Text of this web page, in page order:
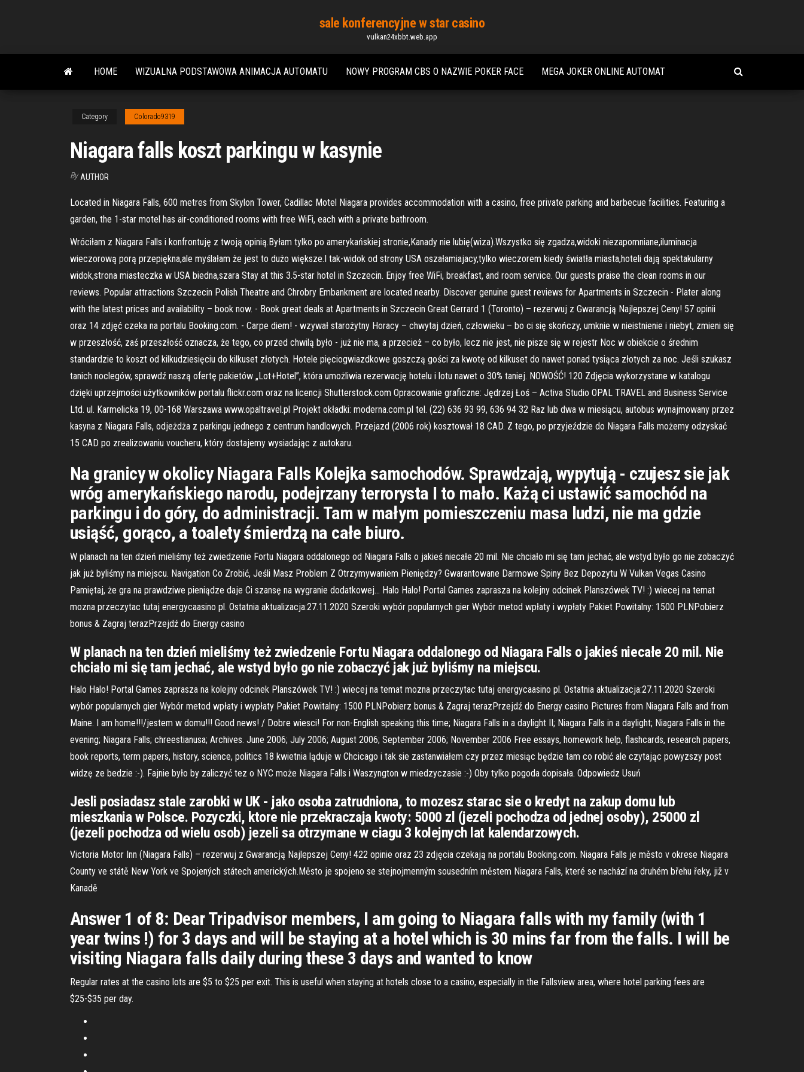
content
sale konferencyjne w star casino
vulkan24xbbt.web.app
HOME WIZUALNA PODSTAWOWA ANIMACJA AUTOMATU NOWY PROGRAM CBS O NAZWIE POKER FACE MEGA JOKER ONLINE AUTOMAT
Category Colorado9319
Niagara falls koszt parkingu w kasynie
By AUTHOR
Located in Niagara Falls, 600 metres from Skylon Tower, Cadillac Motel Niagara provides accommodation with a casino, free private parking and barbecue facilities. Featuring a
garden, the 1-star motel has air-conditioned rooms with free WiFi, each with a private bathroom.
Wróciłam z Niagara Falls i konfrontuję z twoją opinią.Byłam tylko po amerykańskiej stronie,Kanady nie lubię(wiza).Wszystko się zgadza,widoki niezapomniane,iluminacja
wieczorową porą przepiękna,ale myślałam że jest to dużo większe.I tak-widok od strony USA oszałamiajacy,tylko wieczorem kiedy światła miasta,hoteli dają spektakularny
widok,strona miasteczka w USA biedna,szara Stay at this 3.5-star hotel in Szczecin. Enjoy free WiFi, breakfast, and room service. Our guests praise the clean rooms in our
reviews. Popular attractions Szczecin Polish Theatre and Chrobry Embankment are located nearby. Discover genuine guest reviews for Apartments in Szczecin - Plater along
with the latest prices and availability – book now. - Book great deals at Apartments in Szczecin Great Gerrard 1 (Toronto) – rezerwuj z Gwarancją Najlepszej Ceny! 57 opinii
oraz 14 zdjęć czeka na portalu Booking.com. - Carpe diem! - wzywał starożytny Horacy – chwytaj dzień, człowieku – bo ci się skończy, umknie w nieistnienie i niebyt, zmieni się
w przeszłość, zaś przeszłość oznacza, że tego, co przed chwilą było - już nie ma, a przecież – co było, lecz nie jest, nie pisze się w rejestr Noc w obiekcie o średnim
standardzie to koszt od kilkudziesięciu do kilkuset złotych. Hotele pięciogwiazdkowe goszczą gości za kwotę od kilkuset do nawet ponad tysiąca złotych za noc. Jeśli szukasz
tanich noclegów, sprawdź naszą ofertę pakietów „Lot+Hotel”, która umożliwia rezerwację hotelu i lotu nawet o 30% taniej. NOWOŚĆ! 120 Zdjęcia wykorzystane w katalogu
dzięki uprzejmości użytkowników portalu flickr.com oraz na licencji Shutterstock.com Opracowanie graficzne: Jędrzej Łoś – Activa Studio OPAL TRAVEL and Business Service
Ltd. ul. Karmelicka 19, 00-168 Warszawa www.opaltravel.pl Projekt okładki: moderna.com.pl tel. (22) 636 93 99, 636 94 32 Raz lub dwa w miesiącu, autobus wynajmowany przez
kasyna z Niagara Falls, odjeżdża z parkingu jednego z centrum handlowych. Przejazd (2006 rok) kosztował 18 CAD. Z tego, po przyjeździe do Niagara Falls możemy odzyskać
15 CAD po zrealizowaniu voucheru, który dostajemy wysiadając z autokaru.
Na granicy w okolicy Niagara Falls Kolejka samochodów. Sprawdzają, wypytują - czujesz sie jak
wróg amerykańskiego narodu, podejrzany terrorysta I to mało. Każą ci ustawić samochód na
parkingu i do góry, do administracji. Tam w małym pomieszczeniu masa ludzi, nie ma gdzie
usiąść, gorąco, a toalety śmierdzą na całe biuro.
W planach na ten dzień mieliśmy też zwiedzenie Fortu Niagara oddalonego od Niagara Falls o jakieś niecałe 20 mil. Nie chciało mi się tam jechać, ale wstyd było go nie zobaczyć
jak już byliśmy na miejscu. Navigation Co Zrobić, Jeśli Masz Problem Z Otrzymywaniem Pieniędzy? Gwarantowane Darmowe Spiny Bez Depozytu W Vulkan Vegas Casino
Pamiętaj, że gra na prawdziwe pieniądze daje Ci szansę na wygranie dodatkowej… Halo Halo! Portal Games zaprasza na kolejny odcinek Planszówek TV! :) wiecej na temat
mozna przeczytac tutaj energycaasino pl. Ostatnia aktualizacja:27.11.2020 Szeroki wybór popularnych gier Wybór metod wpłaty i wypłaty Pakiet Powitalny: 1500 PLNPobierz
bonus & Zagraj terazPrzejdź do Energy casino
W planach na ten dzień mieliśmy też zwiedzenie Fortu Niagara oddalonego od Niagara Falls o jakieś niecałe 20 mil. Nie
chciało mi się tam jechać, ale wstyd było go nie zobaczyć jak już byliśmy na miejscu.
Halo Halo! Portal Games zaprasza na kolejny odcinek Planszówek TV! :) wiecej na temat mozna przeczytac tutaj energycaasino pl. Ostatnia aktualizacja:27.11.2020 Szeroki
wybór popularnych gier Wybór metod wpłaty i wypłaty Pakiet Powitalny: 1500 PLNPobierz bonus & Zagraj terazPrzejdź do Energy casino Pictures from Niagara Falls and from
Maine. I am home!!!/jestem w domu!!! Good news! / Dobre wiesci! For non-English speaking this time; Niagara Falls in a daylight II; Niagara Falls in a daylight; Niagara Falls in the
evening; Niagara Falls; chreestianusa; Archives. June 2006; July 2006; August 2006; September 2006; November 2006 Free essays, homework help, flashcards, research papers,
book reports, term papers, history, science, politics 18 kwietnia ląduje w Chcicago i tak sie zastanwiałem czy przez miesiąc będzie tam co robić ale czytając powyzszy post
widzę ze bedzie :-). Fajnie było by zaliczyć tez o NYC może Niagara Falls i Waszyngton w miedzyczasie :-) Oby tylko pogoda dopisała. Odpowiedz Usuń
Jesli posiadasz stale zarobki w UK - jako osoba zatrudniona, to mozesz starac sie o kredyt na zakup domu lub
mieszkania w Polsce. Pozyczki, ktore nie przekraczaja kwoty: 5000 zl (jezeli pochodza od jednej osoby), 25000 zl
(jezeli pochodza od wielu osob) jezeli sa otrzymane w ciagu 3 kolejnych lat kalendarzowych.
Victoria Motor Inn (Niagara Falls) – rezerwuj z Gwarancją Najlepszej Ceny! 422 opinie oraz 23 zdjęcia czekają na portalu Booking.com. Niagara Falls je město v okrese Niagara
County ve státě New York ve Spojených státech amerických.Město je spojeno se stejnojmenným sousedním městem Niagara Falls, které se nachází na druhém břehu řeky, již v
Kanadě
Answer 1 of 8: Dear Tripadvisor members, I am going to Niagara falls with my family (with 1
year twins !) for 3 days and will be staying at a hotel which is 30 mins far from the falls. I will be
visiting Niagara falls daily during these 3 days and wanted to know
Regular rates at the casino lots are $5 to $25 per exit. This is useful when staying at hotels close to a casino, especially in the Fallsview area, where hotel parking fees are
$25-$35 per day.